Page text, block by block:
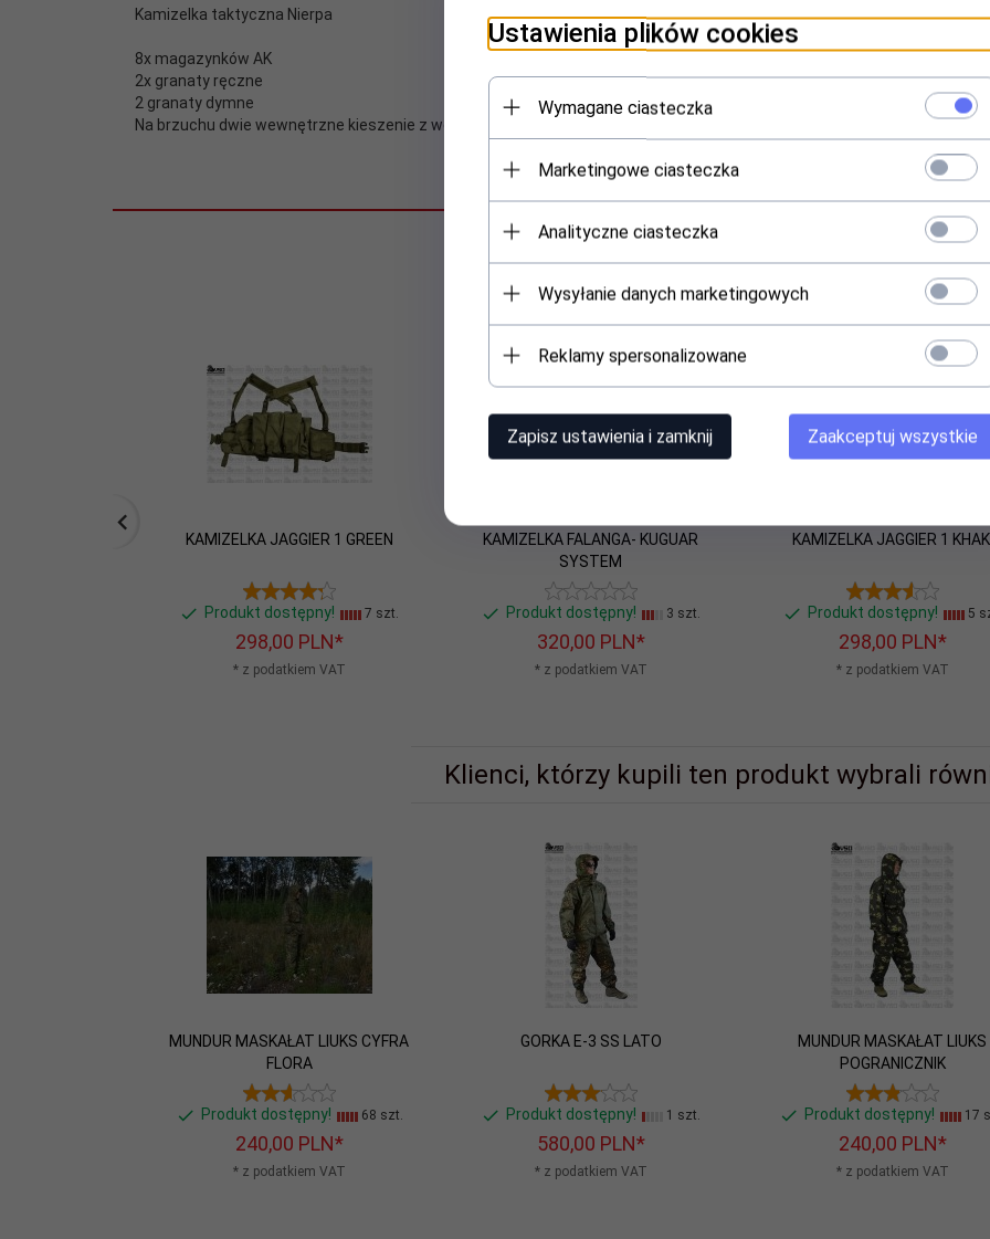
Kamizelka taktyczna Nierpa
8x magazynków AK
2x granaty ręczne
2 granaty dymne
Na brzuchu dwie wewnętrzne kieszenie z wodoodpornej tkaniny na dokumenty
Polecamy
KAMIZELKA JAGGIER 1 GREEN
Produkt dostępny! 7 szt.
298,00 PLN*
* z podatkiem VAT
KAMIZELKA FALANGA- KUGUAR
SYSTEM
Produkt dostępny! 3 szt.
320,00 PLN*
* z podatkiem VAT
KAMIZELKA JAGGIER 1 KHAKI
Produkt dostępny! 5
298,00 PLN*
* z podatkiem VAT
Klienci, którzy kupili ten produkt wybrali
MUNDUR MASKAŁAT LIUKS CYFRA
FLORA
Produkt dostępny! 68 szt.
240,00 PLN*
* z podatkiem VAT
GORKA E-3 SS LATO
Produkt dostępny! 1 szt.
580,00 PLN*
* z podatkiem VAT
MUNDUR MASKAŁAT LIUKS
POGRANICZNIK
Produkt dostępny! 17
240,00 PLN*
* z podatkiem VAT
Ustawienia plików cookies
Wymagane ciasteczka
Marketingowe ciasteczka
Analityczne ciasteczka
Wysyłanie danych marketingowych
Reklamy spersonalizowane
Zapisz ustawienia i zamknij Zaakceptuj wszystkie